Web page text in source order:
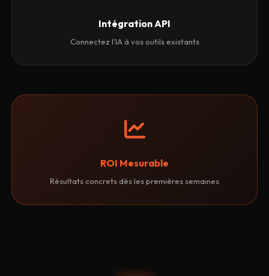
Intégration API
Connectez l'IA à vos outils existants
ROI Mesurable
Résultats concrets dès les premières semaines